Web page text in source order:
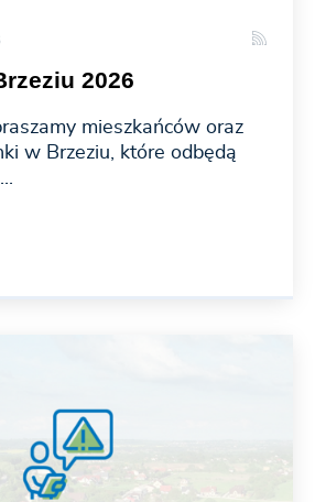
2026
mieszkańców oraz
w Brzeziu, które odbędą